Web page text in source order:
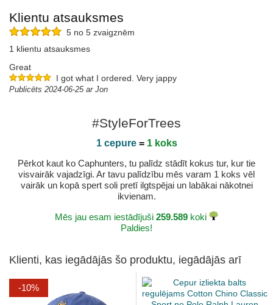
Klientu atsauksmes
5 no 5 zvaigznēm
1 klientu atsauksmes
Great
I got what I ordered. Very jappy
Publicēts 2024-06-25 ar Jon
#StyleForTrees
1 cepure= 1 koks
Pērkot kaut ko Caphunters, tu palīdz stādīt kokus tur, kur tie
visvairāk vajadzīgi. Ar tavu palīdzību mēs varam 1 koks vēl
vairāk un kopā spert soli pretī ilgtspējai un labākai nākotnei
ikvienam.
Mēs jau esam iestādījuši 259.589 koki
Paldies!
Klienti, kas iegādājās šo produktu, iegādājās arī
-10%